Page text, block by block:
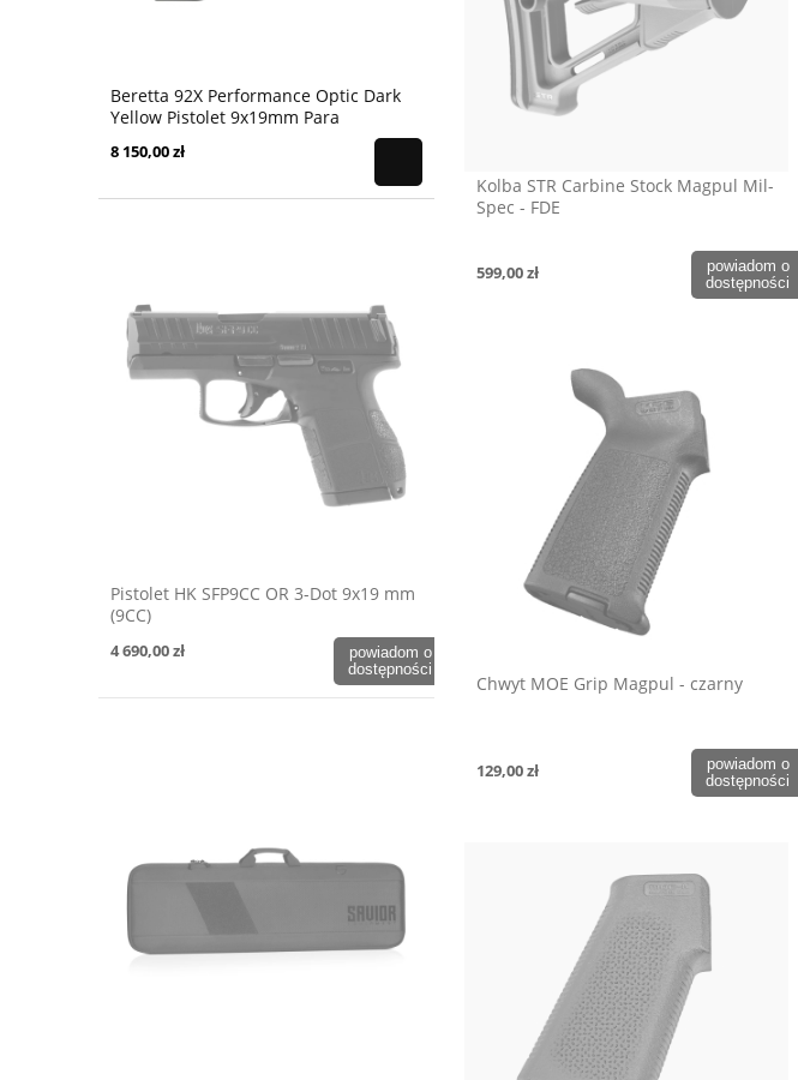
Beretta 92X Performance Optic Dark
Yellow Pistolet 9x19mm Para
8 150,00 zł
Pistolet HK SFP9CC OR 3-Dot 9x19 mm
(9CC)
4 690,00 zł
powiadom o
dostępności
Kolba STR Carbine Stock Magpul Mil-
Spec - FDE
599,00 zł
powiadom o
dostępności
Chwyt MOE Grip Magpul - czarny
129,00 zł
powiadom o
dostępności